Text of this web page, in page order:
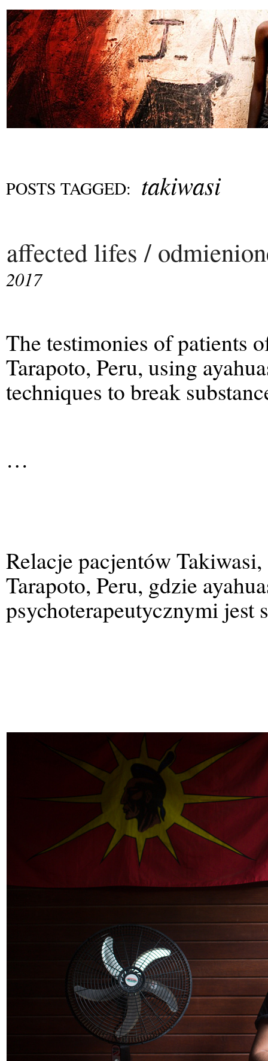
POSTS TAGGED: takiwasi
affected lifes /
2017
The testimonies of patients
Tarapoto, Peru, using
techniques to break
…
Relacje pacjentów
Tarapoto, Peru, gdzie
psychoterapeutycznymi jest